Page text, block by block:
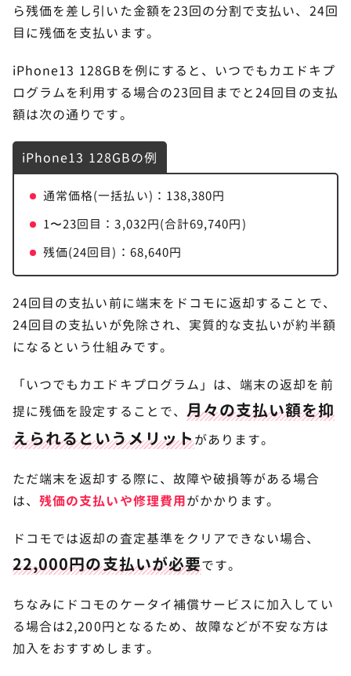
12 いつでもカエドキプログラムはドコモのスマ
ら残価を差し引いた金額を23回の分割で支払い、24回
目に残価を支払います。
iPhone13 128GBを例にすると、いつでもカエドキプ
ログラムを利用する場合の23回目までと24回目の支払
額は次の通りです。
iPhone13 128GBの例
通常価格(一括払い)：138,380円
1〜23回目：3,032円(合計69,740円)
残価(24回目)：68,640円
24回目の支払い前に端末をドコモに返却することで、
24回目の支払いが免除され、実質的な支払いが約半額
になるという仕組みです。
「いつでもカエドキプログラム」は、端末の返却を前
提に残価を設定することで、 月々の支払い額を抑
えられるというメリットがあります。
ただ端末を返却する際に、故障や破損等がある場合
は、残価の支払いや修理費用がかかります。
ドコモでは返却の査定基準をクリアできない場合、
22,000円の支払いが必要です。
ちなみにドコモのケータイ補償サービスに加入してい
る場合は2,200円となるため、故障などが不安な方は
加入をおすすめします。